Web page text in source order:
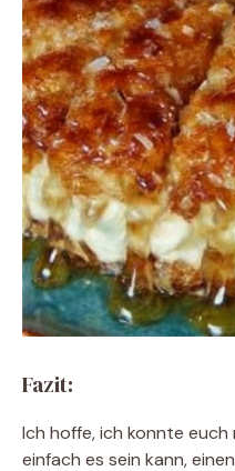
Fazit:
Ich hoffe, ich konnte euch
einfach es sein kann,